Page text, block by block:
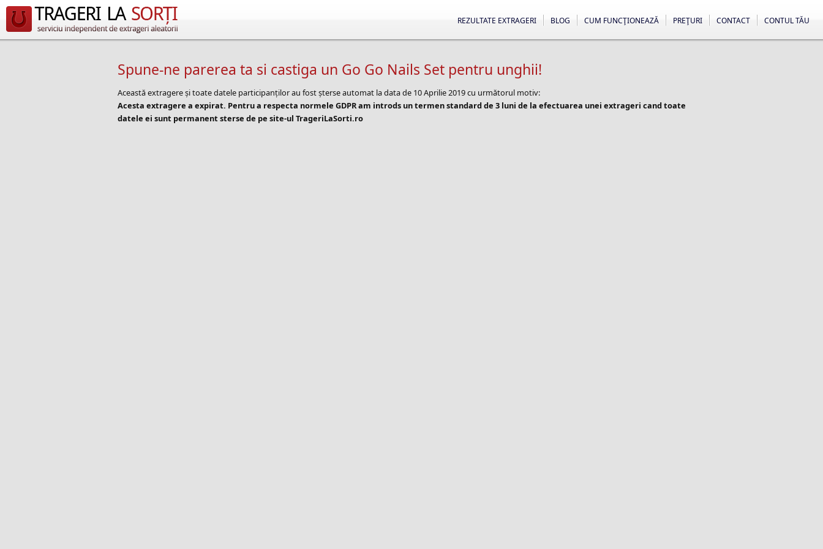
CONTUL TĂU
CONTACT
PREŢURI
CUM FUNCŢIONEAZĂ
BLOG
REZULTATE EXTRAGERI
Spune-ne parerea ta si castiga un Go Go Nails Set pentru unghii!
Această extragere și toate datele participanților au fost șterse automat la data de 10 Aprilie 2019 cu următorul motiv:
Acesta extragere a expirat. Pentru a respecta normele GDPR am introds un termen standard de 3 luni de la efectuarea unei extrageri cand toate
datele ei sunt permanent sterse de pe site-ul TrageriLaSorti.ro